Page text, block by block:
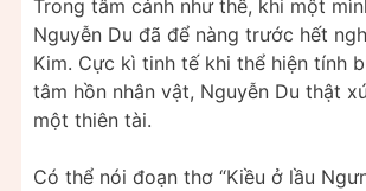
Trong tâm cảnh như thế, khi một
Nguyễn Du đã để nàng trước hết
Kim. Cực kì tinh tế khi thể hiện tính
tâm hồn nhân vật, Nguyễn Du thật
một thiên tài.
Có thể nói đoạn thơ “Kiều ở lầu